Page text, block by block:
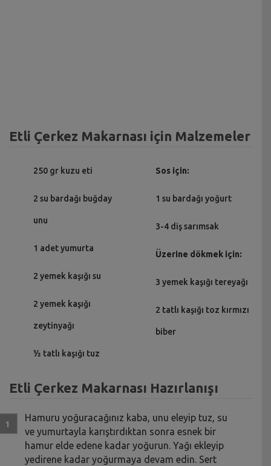
Etli Çerkez Makarnası için Malzemeler
250 gr kuzu eti
2 su bardağı buğday
unu
1 adet yumurta
2 yemek kaşığı su
2 yemek kaşığı
zeytinyağı
½ tatlı kaşığı tuz
Sos için:
1 su bardağı yoğurt
3-4 diş sarımsak
Üzerine dökmek için:
3 yemek kaşığı tereyağı
2 tatlı kaşığı toz kırmızı
biber
Etli Çerkez Makarnası Hazırlanışı
Hamuru yoğuracağınız kaba, unu eleyip tuz, su
ve yumurtayla karıştırdıktan sonra esnek bir
hamur elde edene kadar yoğurun. Yağı ekleyip
yedirene kadar yoğurmaya devam edin. Sert